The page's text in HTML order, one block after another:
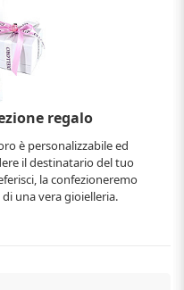
regalo
è personalizzabile ed
il destinatario del tuo
la confezioneremo
una vera gioielleria.